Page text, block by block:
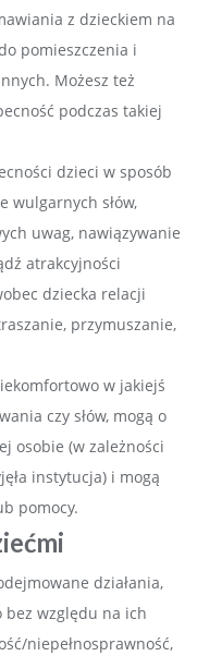
z dzieckiem na
pomieszczenia i
Możesz też
podczas takiej
dzieci w sposób
wulgarnych słów,
uwag, nawiązywanie
atrakcyjności
dziecka relacji
przymuszanie,
w jakiejś
czy słów, mogą o
osobie (w zależności
instytucja) i mogą
pomocy.
działania,
względu na ich
niepełnosprawność,